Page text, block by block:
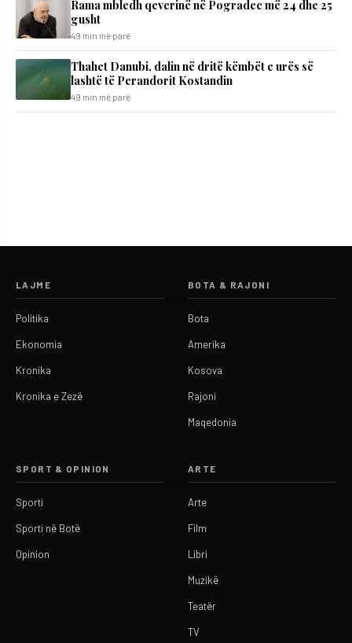
Rama mbledh qeverinë në Pogradec më 24 dhe 25
gusht
49 min më parë
Thahet Danubi, dalin në dritë këmbët e urës së
lashtë të Perandorit Kostandin
49 min më parë
LAJME
Politika
Ekonomia
Kronika
Kronika e Zezë
BOTA & RAJONI
Bota
Amerika
Kosova
Rajoni
Maqedonia
SPORT & OPINION
Sporti
Sporti në Botë
Opinion
ARTE
Arte
Film
Libri
Muzikë
Teatër
TV